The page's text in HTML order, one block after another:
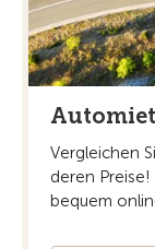
Vergleichen
deren
bequem